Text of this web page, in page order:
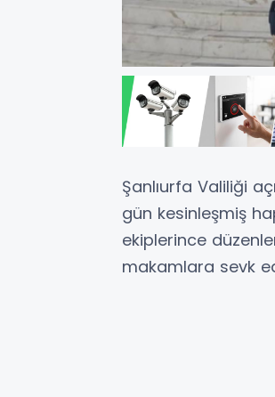
Şanlıurfa Valiliği
gün kesinleşmiş
ekiplerince
makamlara sevk